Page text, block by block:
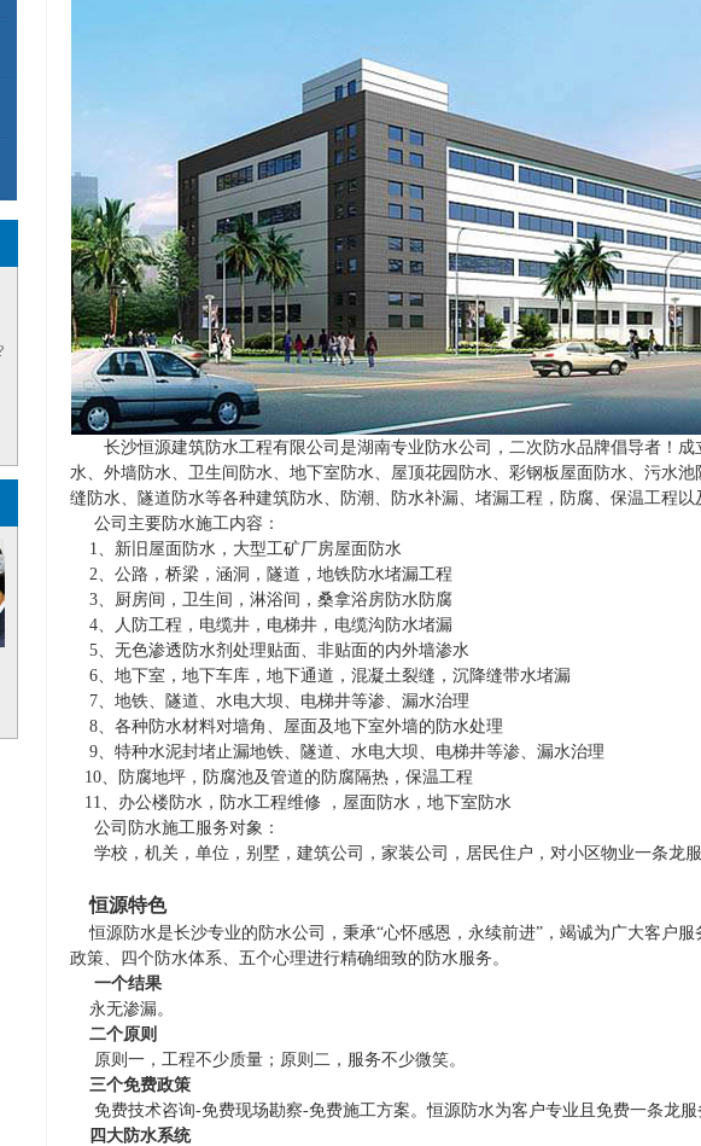
长沙恒源建筑防水工程有限公司 是湖南专业防水公司，二次防水品牌倡导者！
水、外墙防水、卫生间防水、地下室防水、屋顶花园防水、彩钢板屋面防水、污水
缝防水、隧道防水等各种建筑防水、防潮、防水补漏、堵漏工程，防腐、保温工程以
公司主要防水施工内容：
1、新旧屋面防水，大型工矿厂房屋面防水
2、公路，桥梁，涵洞，隧道，地铁防水堵漏工程
3、厨房间，卫生间，淋浴间，桑拿浴房防水防腐
4、人防工程，电缆井，电梯井，电缆沟防水堵漏
5、无色渗透防水剂处理贴面、非贴面的内外墙渗水
6、地下室，地下车库，地下通道，混凝土裂缝，沉降缝带水堵漏
7、地铁、隧道、水电大坝、电梯井等渗、漏水治理
8、各种防水材料对墙角、屋面及地下室外墙的防水处理
9、特种水泥封堵止漏地铁、隧道、水电大坝、电梯井等渗、漏水治理
10、防腐地坪，防腐池及管道的防腐隔热，保温工程
11、办公楼防水，防水工程维修 ，屋面防水，地下室防水
公司防水施工服务对象：
学校，机关，单位，别墅，建筑公司，家装公司，居民住户，对小区物业一条龙服
恒源特色
恒源防水是长沙专业的防水公司，秉承“心怀感恩，永续前进”，竭诚为广大客户
政策、四个防水体系、五个心理进行精确细致的防水服务。
一个结果
永无渗漏。
二个原则
原则一，工程不少质量；原则二，服务不少微笑。
三个免费政策
免费技术咨询-免费现场勘察-免费施工方案。恒源防水为客户专业且免费一条龙服
四大防水系统